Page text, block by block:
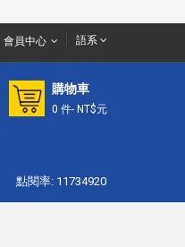
會員中心 語系
購物車
0 件- NT$元
點閱率: 11734920